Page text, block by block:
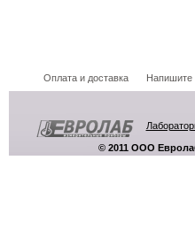
Оплата и доставка Напишите
© 2011 ООО